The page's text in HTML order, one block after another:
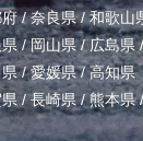
/奈良県/和歌山
/岡山県/広島県
/愛媛県/高知県
/長崎県 /熊本県